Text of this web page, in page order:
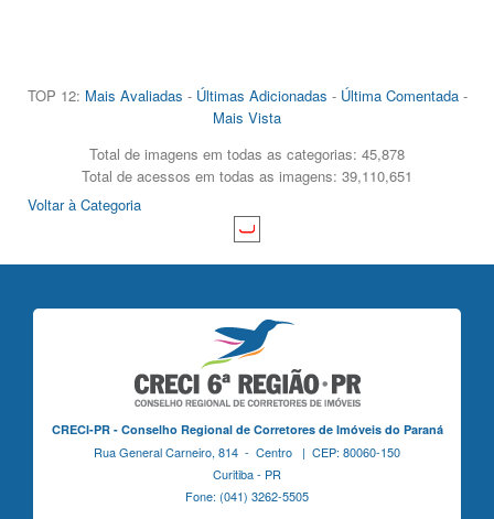
TOP 12: Mais Avaliadas - Últimas Adicionadas - Última Comentada-
Mais Vista
Total de imagens em todas as categorias: 45,878
Total de acessos em todas as imagens: 39,110,651
Voltar à Categoria
CRECI-PR - Conselho Regional de Corretores de Imóveis do Paraná
Rua General Carneiro, 814 - Centro | CEP: 80060-150
Curitiba - PR
Fone: (041) 3262-5505